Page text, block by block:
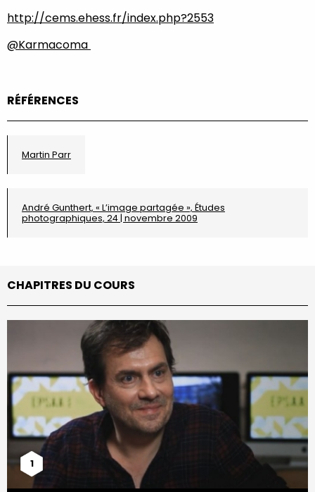
http://cems.ehess.fr/index.php?2553
@Karmacoma
RÉFÉRENCES
Martin Parr
André Gunthert, « L’image partagée », Études
photographiques, 24 | novembre 2009
CHAPITRES DU COURS
1